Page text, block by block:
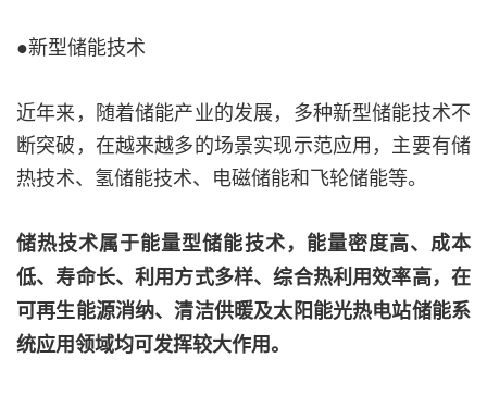
●新型储能技术
近年来，随着储能产业的发展，多种新型储能技术不
断突破，在越来越多的场景实现示范应用，主要有储
热技术、氢储能技术、电磁储能和飞轮储能等。
储热技术属于能量型储能技术，能量密度高、成本
低、寿命长、利用方式多样、综合热利用效率高，在
可再生能源消纳、清洁供暖及太阳能光热电站储能系
统应用领域均可发挥较大作用。